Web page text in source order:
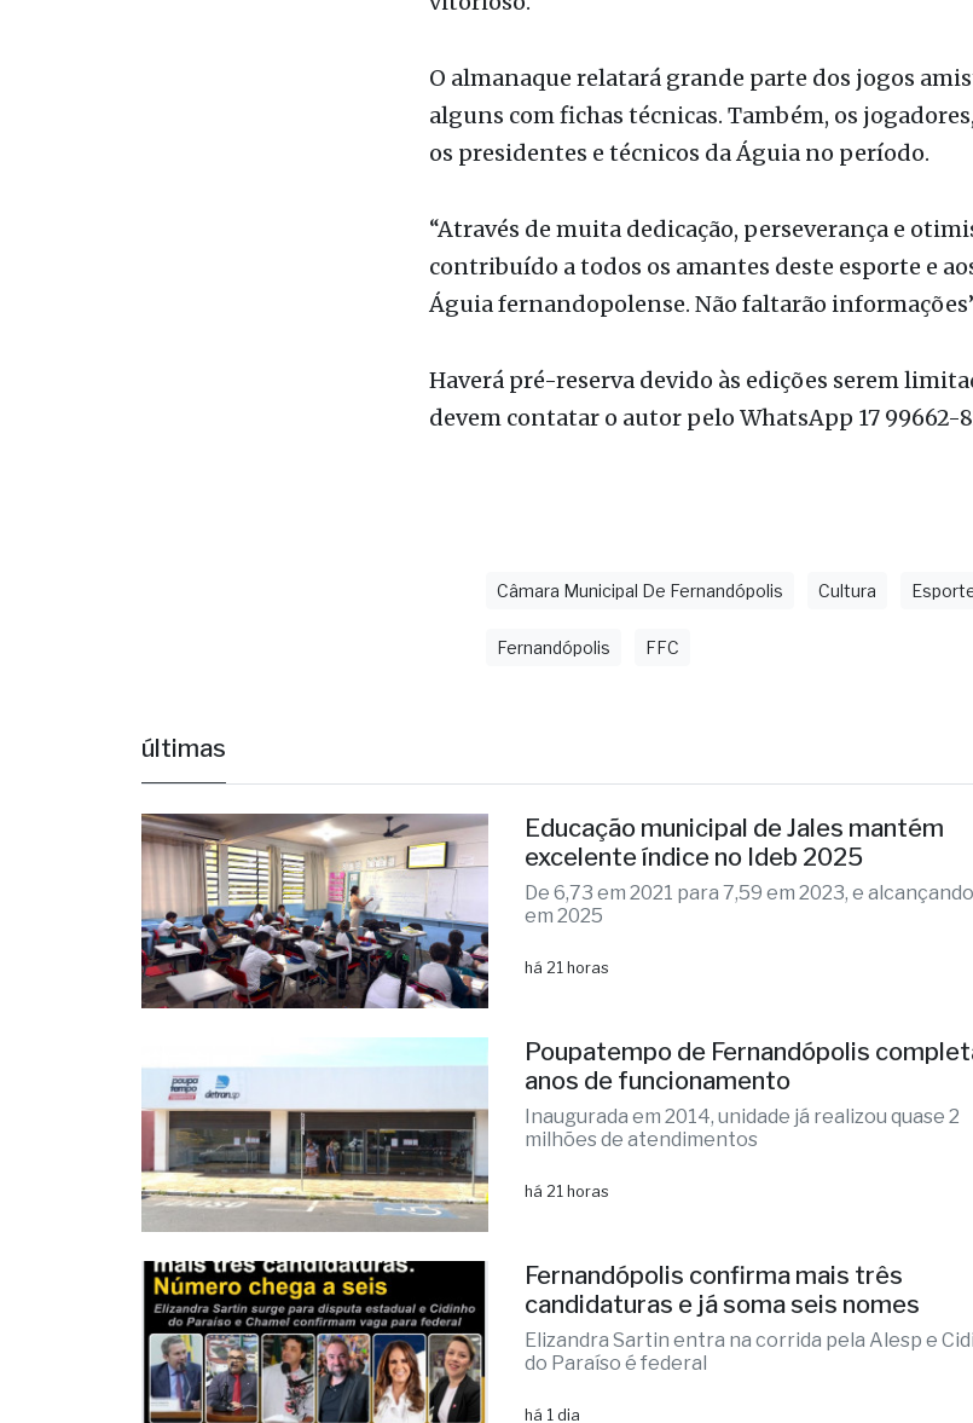
vitorioso.
O almanaque relatará grande parte dos jogos
alguns com fichas técnicas. Também, os
os presidentes e técnicos da Águia no período.
“Através de muita dedicação, perseverança e
contribuído a todos os amantes deste esporte e
Águia fernandopolense. Não faltarão
Haverá pré-reserva devido às edições serem
devem contatar o autor pelo WhatsApp 17 99662-
Câmara Municipal De Fernandópolis Esporte
Fernandópolis
últimas
Educação municipal de Jales mantém
excelente índice no Ideb 2025
De 6,73 em 2021 para 7,59 em 2023, e
em 2025
Poupatempo de Fernandópolis
anos de funcionamento
Inaugurada em 2014, unidade já realizou quase 2
milhões de atendimentos
Fernandópolis confirma mais três
candidaturas e já soma seis nomes
Elizandra Sartin entra na corrida pela Alesp e